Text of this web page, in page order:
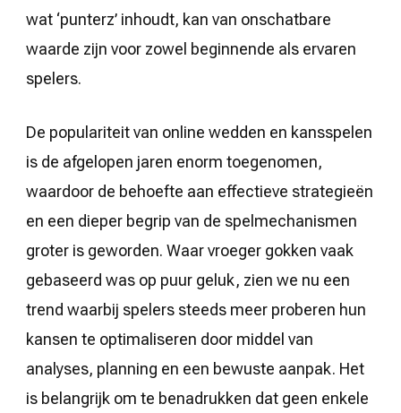
wat ‘punterz’ inhoudt, kan van onschatbare
waarde zijn voor zowel beginnende als ervaren
spelers.
De populariteit van online wedden en kansspelen
is de afgelopen jaren enorm toegenomen,
waardoor de behoefte aan effectieve strategieën
en een dieper begrip van de spelmechanismen
groter is geworden. Waar vroeger gokken vaak
gebaseerd was op puur geluk, zien we nu een
trend waarbij spelers steeds meer proberen hun
kansen te optimaliseren door middel van
analyses, planning en een bewuste aanpak. Het
is belangrijk om te benadrukken dat geen enkele